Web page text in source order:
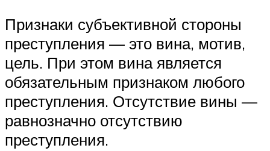
Признаки субъективной стороны
преступления — это вина, мотив,
цель. При этом вина является
обязательным признаком любого
преступления. Отсутствие вины —
равнозначно отсутствию
преступления.